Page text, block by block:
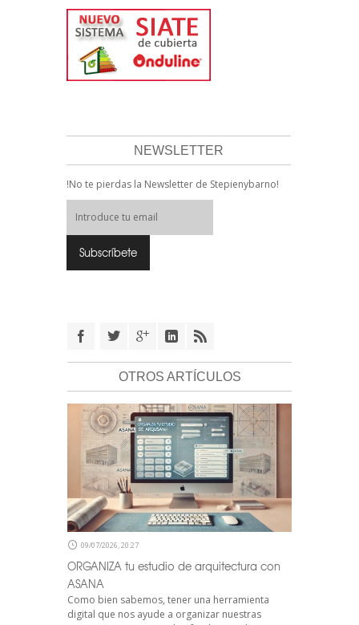
NEWSLETTER
!No te pierdas la Newsletter de Stepienybarno!
OTROS ARTÍCULOS
09/07/2026, 20:27
ORGANIZA tu estudio de arquitectura con
ASANA
Como bien sabemos, tener una herramienta
digital que nos ayude a organizar nuestras